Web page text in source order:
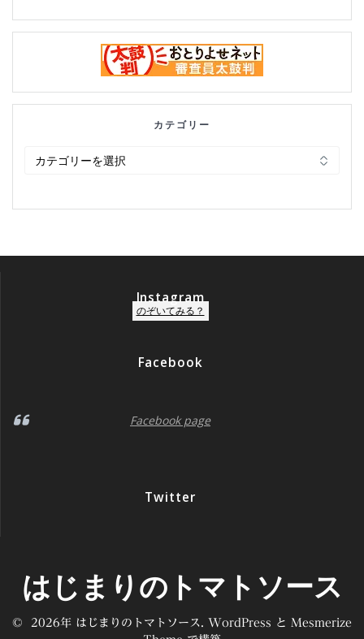
カテゴリー
リ
Instagram
のぞいてみる？
Facebook
Facebook page
Twitter
はじまりのトマトソース
© 2026年 はじまりのトマトソース. WordPress と Mesmerize